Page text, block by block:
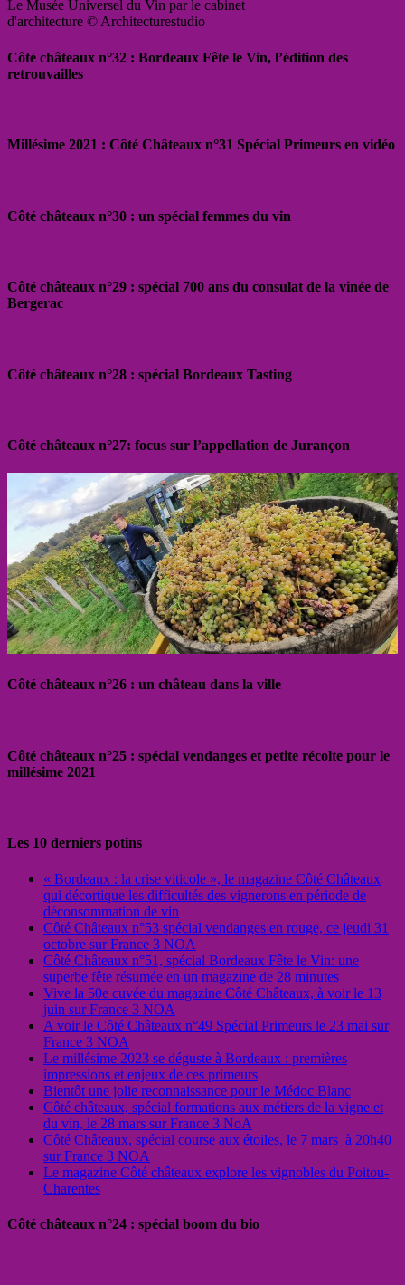
Le Musée Universel du Vin par le cabinet
d'architecture © Architecturestudio
Côté châteaux n°32 : Bordeaux Fête le Vin, l’édition des
retrouvailles
Millésime 2021 : Côté Châteaux n°31 Spécial Primeurs en vidéo
Côté châteaux n°30 : un spécial femmes du vin
Côté châteaux n°29 : spécial 700 ans du consulat de la vinée de
Bergerac
Côté châteaux n°28 : spécial Bordeaux Tasting
Côté châteaux n°27: focus sur l’appellation de Jurançon
Côté châteaux n°26 : un château dans la ville
Côté châteaux n°25 : spécial vendanges et petite récolte pour le
millésime 2021
Les 10 derniers potins
« Bordeaux : la crise viticole », le magazine Côté Châteaux
qui décortique les difficultés des vignerons en période de
déconsommation de vin
Côté Châteaux n°53 spécial vendanges en rouge, ce jeudi 31
octobre sur France 3 NOA
Côté Châteaux n°51, spécial Bordeaux Fête le Vin: une
superbe fête résumée en un magazine de 28 minutes
Vive la 50e cuvée du magazine Côté Châteaux, à voir le 13
juin sur France 3 NOA
A voir le Côté Châteaux n°49 Spécial Primeurs le 23 mai sur
France 3 NOA
Le millésime 2023 se déguste à Bordeaux : premières
impressions et enjeux de ces primeurs
Bientôt une jolie reconnaissance pour le Médoc Blanc
Côté châteaux, spécial formations aux métiers de la vigne et
du vin, le 28 mars sur France 3 NoA
Côté Châteaux, spécial course aux étoiles, le 7 mars à 20h40
sur France 3 NOA
Le magazine Côté châteaux explore les vignobles du Poitou-
Charentes
Côté châteaux n°24 : spécial boom du bio